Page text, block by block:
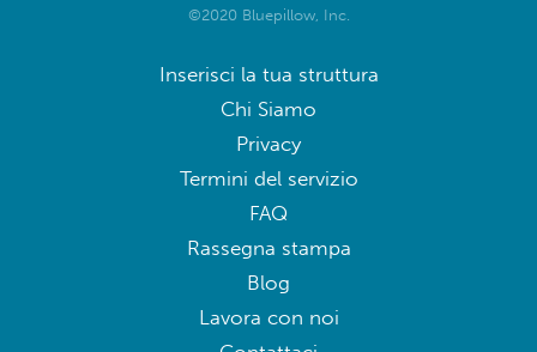
©2020 Bluepillow, Inc.
Inserisci la tua struttura
Chi Siamo
Privacy
Termini del servizio
FAQ
Rassegna stampa
Blog
Lavora con noi